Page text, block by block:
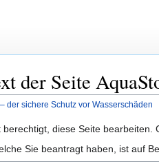
der Seite
der sichere Schutz vor Wasserschäden
berechtigt, diese Seite bearbeiten.
Sie beantragt haben, ist auf